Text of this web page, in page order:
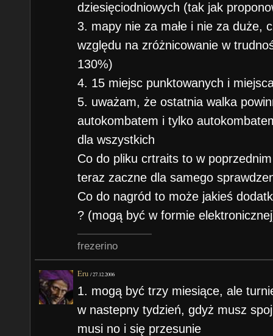
dziesięciodniowych (tak jak
3. mapy nie za małe i nie za duże,
względu na zróżnicowanie w
130%)
4. 15 miejsc punktowanych i
5. uważam, że ostatnia walka
autokombatem i tylko
dla wszystkich
Co do pliku crtraits to w
teraz zaczne dla samego
Co do nagród to może jakieś
? (mogą być w formie
frezerino
Eru /27.12.2006
1. mogą być trzy miesiące, ale
w nastepny tydzień, gdyż musz
musi no i się przesunie